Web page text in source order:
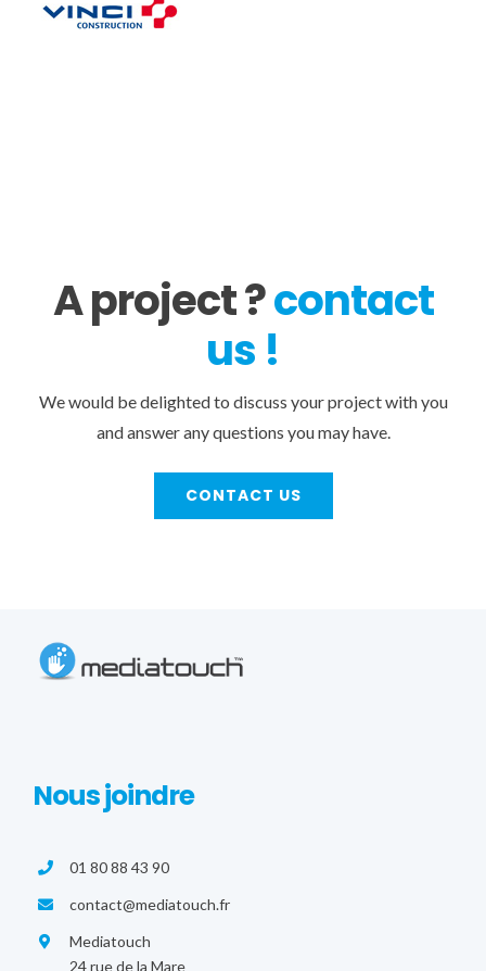
A project ?contact
us !
We would be delighted to discuss your project with you
and answer any questions you may have.
CONTACT US
Nous joindre
01 80 88 43 90
contact@mediatouch.fr
Mediatouch
24 rue de la Mare